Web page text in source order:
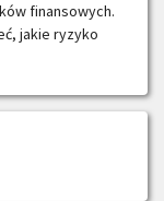
finansowych.
jakie ryzyko